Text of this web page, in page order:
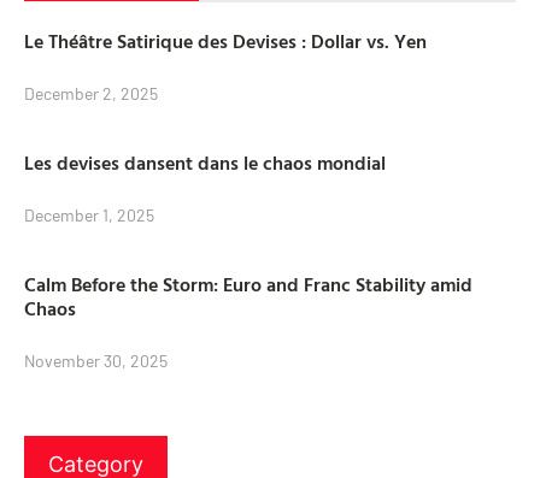
Le Théâtre Satirique des Devises : Dollar vs. Yen
December 2, 2025
Les devises dansent dans le chaos mondial
December 1, 2025
Calm Before the Storm: Euro and Franc Stability amid
Chaos
November 30, 2025
Category